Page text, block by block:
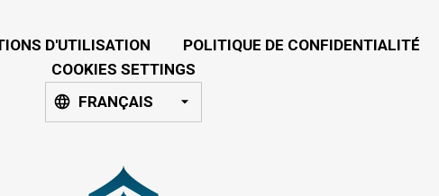
D'UTILISATION POLITIQUE DE CONFIDENTIALITÉ
COOKIES SETTINGS
FRANÇAIS